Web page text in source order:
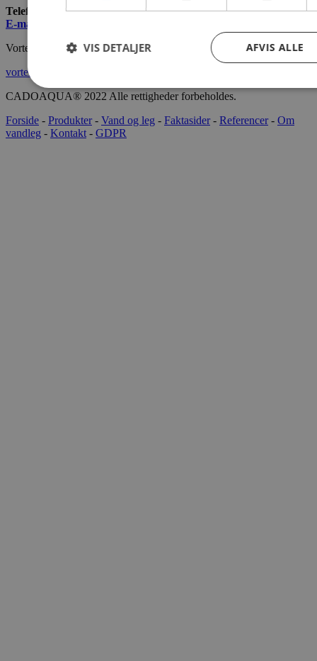
Telefon:
+45 7022 2628
E-mail
Vortex International
vortex-intl.com
CADOAQUA® 2022 Alle rettigheder forbeholdes.
Forside - Produkter- Vand og leg - Faktasider- Referencer- Om
vandleg - Kontakt - GDPR
AFVIS ALLE
VIS DETALJER